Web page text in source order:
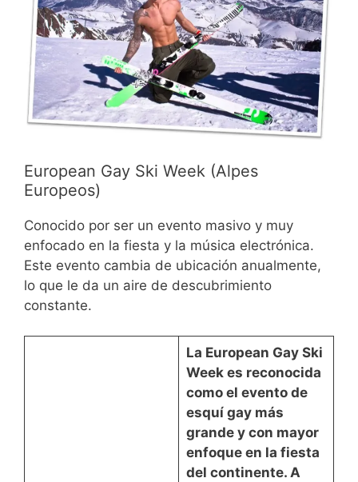
European Gay Ski Week (Alpes
Europeos)
Conocido por ser un evento masivo y muy
enfocado en la fiesta y la música electrónica.
Este evento cambia de ubicación anualmente,
lo que le da un aire de descubrimiento
constante.
La European Gay Ski
Weekes reconocida
como el evento de
esquí gay más
grande y con mayor
enfoque en la fiesta
del continente. A